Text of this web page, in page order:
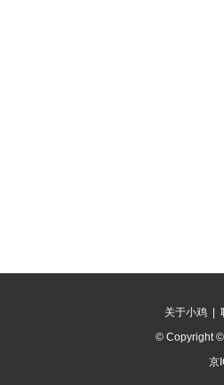
关于小鸡 |
© Copyright
京